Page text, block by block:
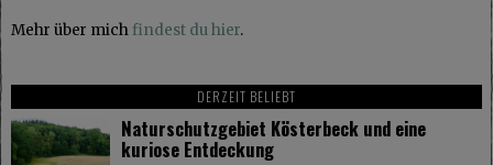
Mehr über michfindest du hier.
DERZEIT BELIEBT
Naturschutzgebiet Kösterbeck und eine
kuriose Entdeckung